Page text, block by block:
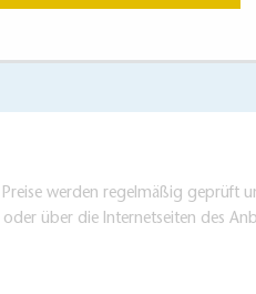
werden regelmäßig geprüft
über die Internetseiten des